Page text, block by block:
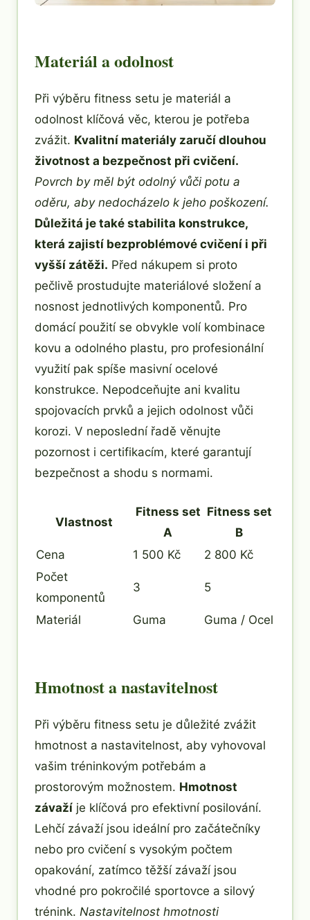
Materiál a odolnost
Při výběru fitness setu je materiál a
odolnost klíčová věc, kterou je potřeba
zvážit. Kvalitní materiály zaručí dlouhou
životnost a bezpečnost při cvičení.
Povrch by měl být odolný vůči potu a
oděru, aby nedocházelo k jeho poškození.
Důležitá je také stabilita konstrukce,
která zajistí bezproblémové cvičení i při
vyšší zátěži. Před nákupem si proto
pečlivě prostudujte materiálové složení a
nosnost jednotlivých komponentů. Pro
domácí použití se obvykle volí kombinace
kovu a odolného plastu, pro profesionální
využití pak spíše masivní ocelové
konstrukce. Nepodceňujte ani kvalitu
spojovacích prvků a jejich odolnost vůči
korozi. V neposlední řadě věnujte
pozornost i certifikacím, které garantují
bezpečnost a shodu s normami.
Vlastnost
Fitness set
A
Fitness set
B
Cena
1 500 Kč
2 800 Kč
Počet
komponentů
3 5
Materiál Guma Guma / Ocel
Hmotnost a nastavitelnost
Při výběru fitness setu je důležité zvážit
hmotnost a nastavitelnost, aby vyhovoval
vašim tréninkovým potřebám a
prostorovým možnostem. Hmotnost
závaží je klíčová pro efektivní posilování.
Lehčí závaží jsou ideální pro začátečníky
nebo pro cvičení s vysokým počtem
opakování, zatímco těžší závaží jsou
vhodné pro pokročilé sportovce a silový
trénink. Nastavitelnost hmotnosti